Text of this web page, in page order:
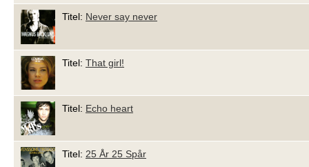
Titel: Never say never
Titel: That girl!
Titel: Echo heart
Titel: 25 År 25 Spår